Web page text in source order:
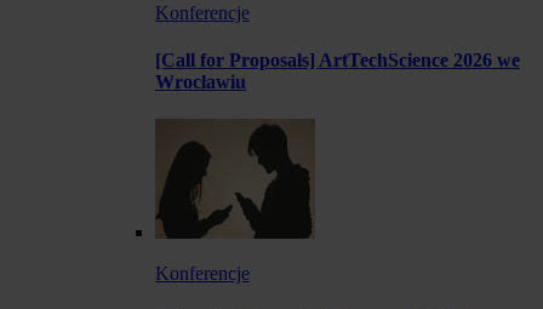
Konferencje
[Call for Proposals] ArtTechScience 2026 we
Wrocławiu
Konferencje